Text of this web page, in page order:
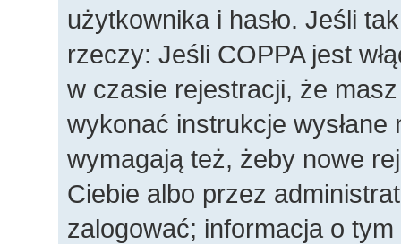
użytkownika i hasło. Jeśli
rzeczy: Jeśli COPPA jest
w czasie rejestracji, że
wykonać instrukcje
wymagają też, żeby nowe
Ciebie albo przez
zalogować; informacja o